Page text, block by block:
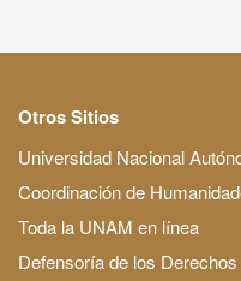
Otros Sitios
Universidad Nacional
Coordinación de
Toda la UNAM en línea
Defensoría de los